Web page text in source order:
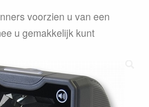
voorzien u van een
u gemakkelijk kunt